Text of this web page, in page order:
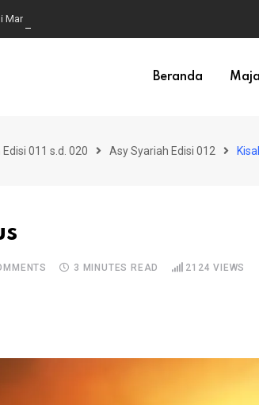
Mana Rasulullah Dilahirkan?
Beranda
Edisi 011 s.d. 020 Asy Syariah Edisi 012
3 MINUTES READ 2124 VIEWS